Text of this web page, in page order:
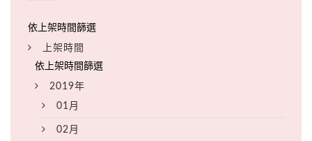
上架時間
2019年
01月
02月